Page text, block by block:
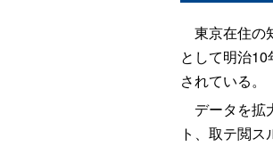
東京在住の
として明治
されている。
データを拡
ト、取テ閲